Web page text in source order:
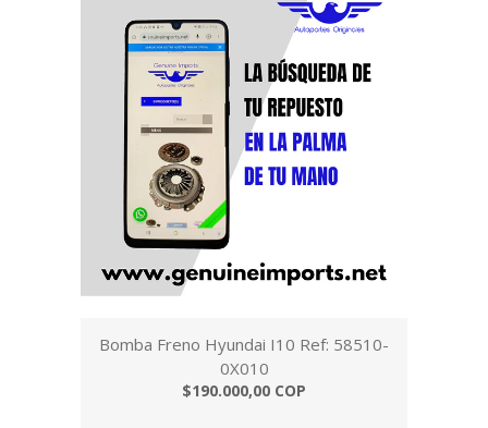
Bomba Freno Hyundai I10 Ref: 58510-
0X010
$190.000,00 COP